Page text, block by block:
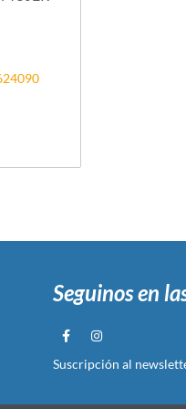
Seguinos en
Suscripción al